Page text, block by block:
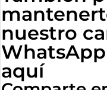
nuestro
aquí